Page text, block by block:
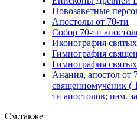
Новозаветные
Апостолы от 70-ти
Собор 70-ти
Иконография
Гимнография
Гимнография
Анания, апостол от
священномученик (
ти апостолов; пам.
См.также